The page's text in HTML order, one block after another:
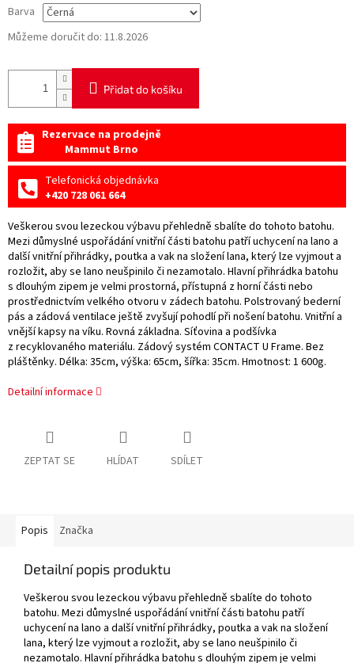
Barva
Můžeme doručit do: 11.8.2026
Přidat do košíku
Rezervace na prodejně
Mammut Brno
Telefonická objednávka
+420 728 061 664
Veškerou svou lezeckou výbavu přehledně sbalíte do tohoto batohu.
Mezi důmyslné uspořádání vnitřní části batohu patří uchycení na lano a
další vnitřní přihrádky, poutka a vak na složení lana, který lze vyjmout a
rozložit, aby se lano neušpinilo či nezamotalo. Hlavní přihrádka batohu
s dlouhým zipem je velmi prostorná, přístupná z horní části nebo
prostřednictvím velkého otvoru v zádech batohu. Polstrovaný bederní
pás a zádová ventilace ještě zvyšují pohodlí při nošení batohu. Vnitřní a
vnější kapsy na víku. Rovná základna. Síťovina a podšívka
z recyklovaného materiálu. Zádový systém CONTACT U Frame. Bez
pláštěnky. Délka: 35cm, výška: 65cm, šířka: 35cm. Hmotnost: 1 600g.
Detailní informace
ZEPTAT SE HLÍDAT SDÍLET
Popis Značka
Detailní popis produktu
Veškerou svou lezeckou výbavu přehledně sbalíte do tohoto
batohu. Mezi důmyslné uspořádání vnitřní části batohu patří
uchycení na lano a další vnitřní přihrádky, poutka a vak na složení
lana, který lze vyjmout a rozložit, aby se lano neušpinilo či
nezamotalo. Hlavní přihrádka batohu s dlouhým zipem je velmi